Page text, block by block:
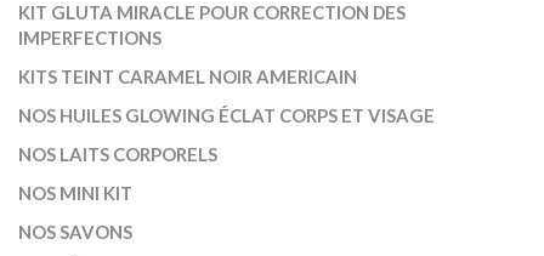
KIT GLUTA MIRACLE POUR CORRECTION DES
IMPERFECTIONS
KITS TEINT CARAMEL NOIR AMERICAIN
NOS HUILES GLOWING ÉCLAT CORPS ET VISAGE
NOS LAITS CORPORELS
NOS MINI KIT
NOS SAVONS